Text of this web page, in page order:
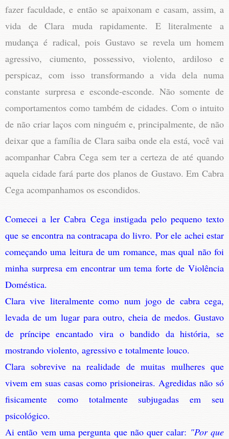
fazer faculdade, e então se apaixonam e casam, assim, a
vida de Clara muda rapidamente. E literalmente a
mudança é radical, pois Gustavo se revela um homem
agressivo, ciumento, possessivo, violento, ardiloso e
perspicaz, com isso transformando a vida dela numa
constante surpresa e esconde-esconde. Não somente de
comportamentos como também de cidades. Com o intuito
de não criar laços com ninguém e, principalmente, de não
deixar que a família de Clara saiba onde ela está, você vai
acompanhar Cabra Cega sem ter a certeza de até quando
aquela cidade fará parte dos planos de Gustavo. Em Cabra
Cega acompanhamos os escondidos.
Comecei a ler Cabra Cega instigada pelo pequeno texto
que se encontra na contracapa do livro. Por ele achei estar
começando uma leitura de um romance, mas qual não foi
minha surpresa em encontrar um tema forte de Violência
Doméstica.
Clara vive literalmente como num jogo de cabra cega,
levada de um lugar para outro, cheia de medos. Gustavo
de príncipe encantado vira o bandido da história, se
mostrando violento, agressivo e totalmente louco.
Clara sobrevive na realidade de muitas mulheres que
vivem em suas casas como prisioneiras. Agredidas não só
fisicamente como totalmente subjugadas em seu
psicológico.
Ai então vem uma pergunta que não quer calar: "Por que